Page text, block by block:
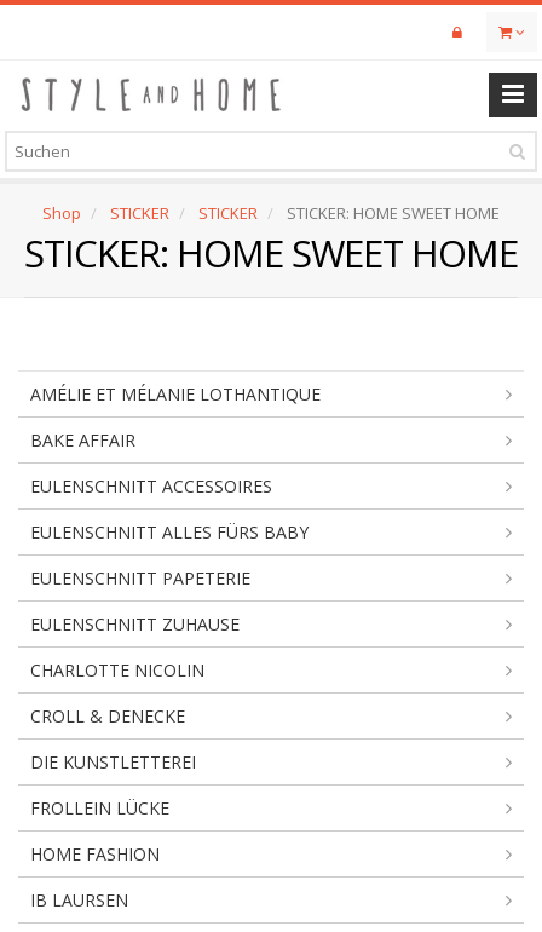
Skip
content
Shop STICKER STICKER STICKER: HOME SWEET HOME
STICKER: HOME SWEET HOME
AMÉLIE ET MÉLANIE LOTHANTIQUE
BAKE AFFAIR
EULENSCHNITT ACCESSOIRES
EULENSCHNITT ALLES FÜRS BABY
EULENSCHNITT PAPETERIE
EULENSCHNITT ZUHAUSE
CHARLOTTE NICOLIN
CROLL & DENECKE
DIE KUNSTLETTEREI
FROLLEIN LÜCKE
HOME FASHION
IB LAURSEN